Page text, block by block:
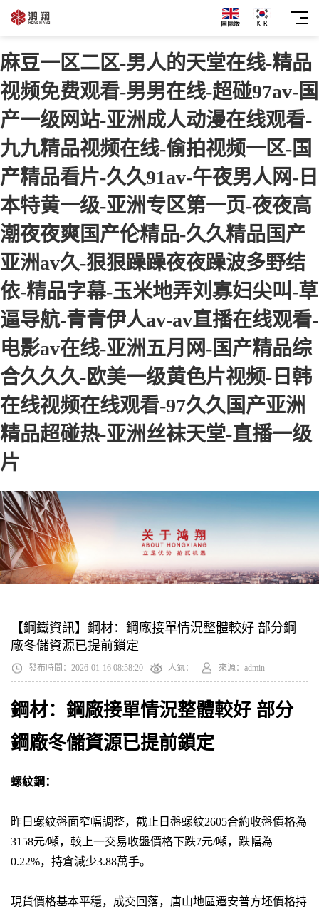
麻豆一区二区-男人的天堂在线-精品
视频免费观看-男男在线-超碰97av-国
产一级网站-亚洲成人动漫在线观看-
九九精品视频在线-偷拍视频一区-国
产精品看片-久久91av-午夜男人网-日
本特黄一级-亚洲专区第一页-夜夜高
潮夜夜爽国产伦精品-久久精品国产
亚洲av久-狠狠躁躁夜夜躁波多野结
依-精品字幕-玉米地弄刘寡妇尖叫-草
逼导航-青青伊人av-av直播在线观看-
电影av在线-亚洲五月网-国产精品综
合久久久-欧美一级黄色片视频-日韩
在线视频在线观看-97久久国产亚洲
精品超碰热-亚洲丝袜天堂-直播一级
片
【鋼鐵資訊】鋼材：鋼廠接單情況整體較好 部分鋼
廠冬儲資源已提前鎖定
發布時間：2026-01-16 08:58:20 人氣： 來源：admin
鋼材：鋼廠接單情況整體較好 部分
鋼廠冬儲資源已提前鎖定
螺紋鋼：
昨日螺紋盤面窄幅調整，截止日盤螺紋2605合約收盤價格為
3158元/噸，較上一交易收盤價格下跌7元/噸，跌幅為
0.22%，持倉減少3.88萬手。
現貨價格基本平穩，成交回落，唐山地區遷安普方坯價格持